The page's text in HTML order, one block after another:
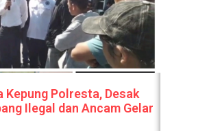
Kepung Polresta, Desak
Ilegal dan Ancam Gelar